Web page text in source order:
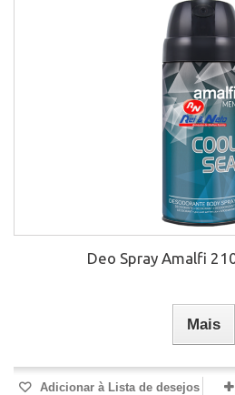
Deo Spray Amalfi
Mais
Adicionar à Lista de desejos